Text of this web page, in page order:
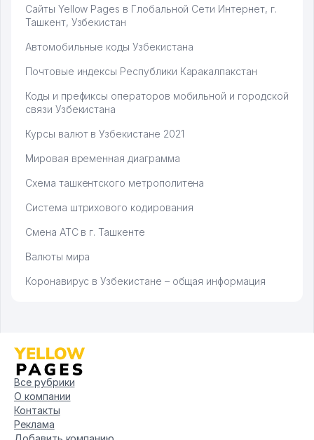
Сайты Yellow Pages в Глобальной Сети Интернет, г.
Ташкент, Узбекистан
Автомобильные коды Узбекистана
Почтовые индексы Республики Каракалпакстан
Коды и префиксы операторов мобильной и городской
связи Узбекистана
Курсы валют в Узбекистане 2021
Мировая временная диаграмма
Схема ташкентского метрополитена
Система штрихового кодирования
Смена АТС в г. Ташкенте
Валюты мира
Коронавирус в Узбекистане – общая информация
Все рубрики
О компании
Контакты
Реклама